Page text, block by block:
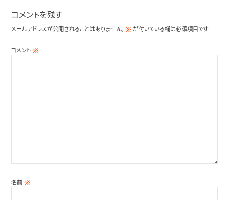
コメントを残す
メールアドレスが公開されることはありません。 ※が付いている欄は必須項目です
コメント※
名前※